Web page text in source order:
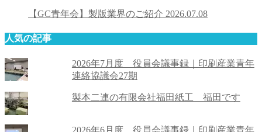
【GC青年会】製版業界のご紹介 2026.07.08
人気の記事
2026年7月度 役員会議事録｜印刷産業青年
連絡協議会27期
製本二連の有限会社福田紙工 福田です
2026年6月度 役員会議事録｜印刷産業青年